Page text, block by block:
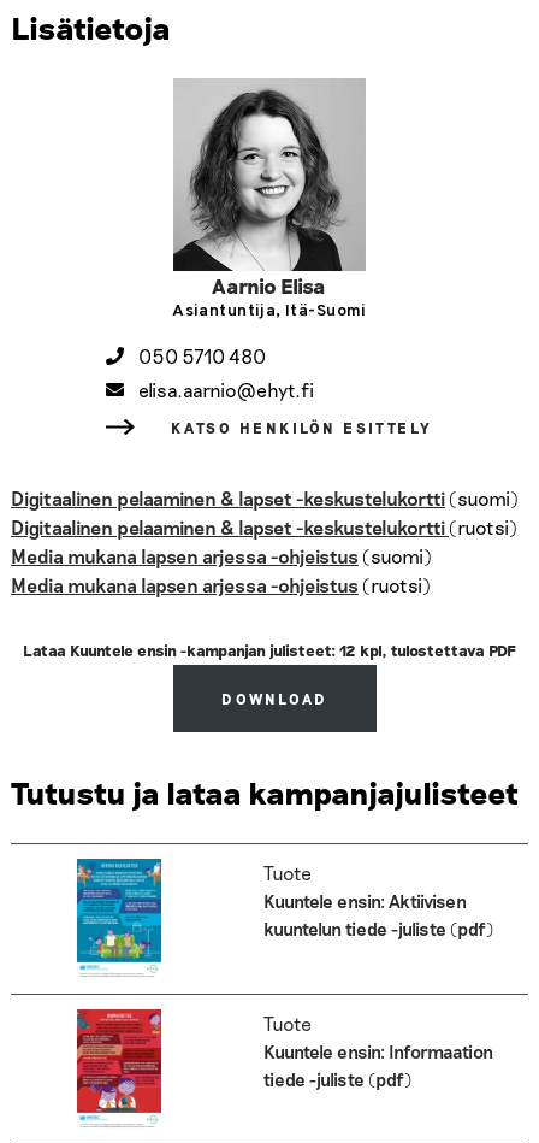
Lisätietoja
Aarnio Elisa
Asiantuntija, Itä-Suomi
050 5710 480
elisa.aarnio@ehyt.fi
KATSO HENKILÖN ESITTELY
Digitaalinen pelaaminen & lapset -keskustelukortti(suomi)
Digitaalinen pelaaminen & lapset -keskustelukortti (ruotsi)
Media mukana lapsen arjessa -ohjeistus(suomi)
Media mukana lapsen arjessa -ohjeistus(ruotsi)
Lataa Kuuntele ensin -kampanjan julisteet: 12 kpl, tulostettava PDF
DOWNLOAD
Tutustu ja lataa kampanjajulisteet
Tuote
Kuuntele ensin: Aktiivisen
kuuntelun tiede -juliste (pdf)
Tuote
Kuuntele ensin: Informaation
tiede -juliste (pdf)